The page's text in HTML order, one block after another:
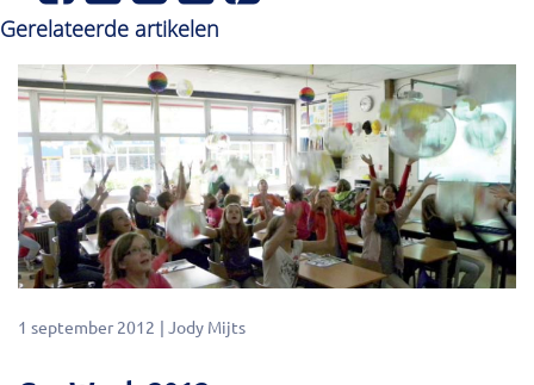
Gerelateerde artikelen
1 september 2012 Jody Mijts